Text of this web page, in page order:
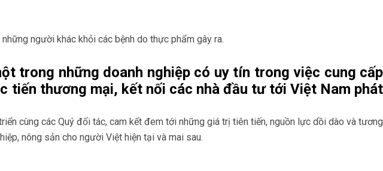
người khác khỏi các bệnh do thực phẩm gây ra.
trong những doanh nghiệp có uy tín trong việc cung cấp
tiến thương mại, kết nối các nhà đầu tư tới Việt Nam phát
cùng các Quý đối tác, cam kết đem tới những giá trị tiên tiến, nguồn lực dồi dào và tương
nông sản cho người Việt hiện tại và mai sau.